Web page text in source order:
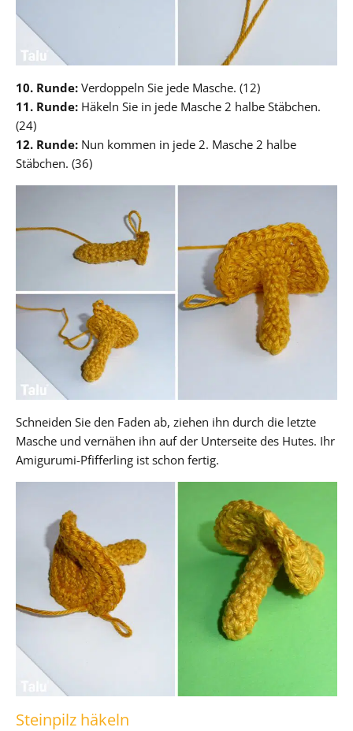
10. Runde: Verdoppeln Sie jede Masche. (12)
11. Runde: Häkeln Sie in jede Masche 2 halbe Stäbchen.
(24)
12. Runde: Nun kommen in jede 2. Masche 2 halbe
Stäbchen. (36)
Schneiden Sie den Faden ab, ziehen ihn durch die letzte
Masche und vernähen ihn auf der Unterseite des Hutes. Ihr
Amigurumi-Pfifferling ist schon fertig.
Steinpilz häkeln